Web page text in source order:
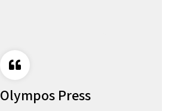
Olympos Press